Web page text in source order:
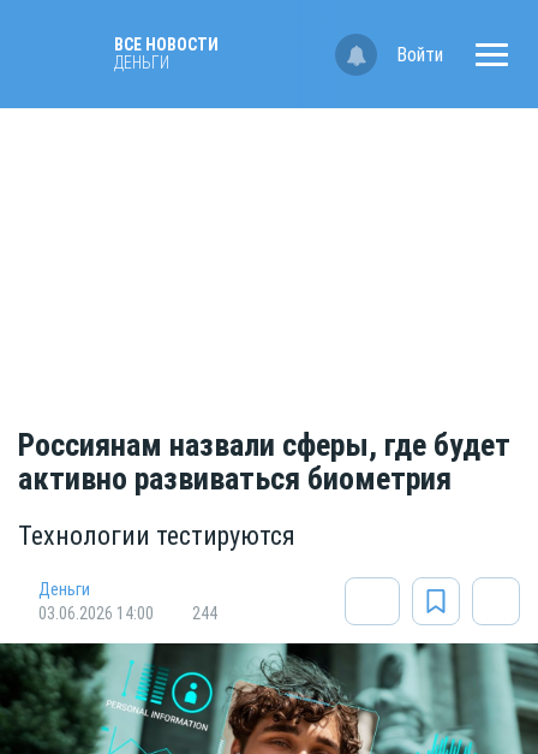
ВСЕ НОВОСТИ
ДЕНЬГИ
Войти
Россиянам назвали сферы, где будет
активно развиваться биометрия
Технологии тестируются
Деньги
03.06.2026 14:00
244